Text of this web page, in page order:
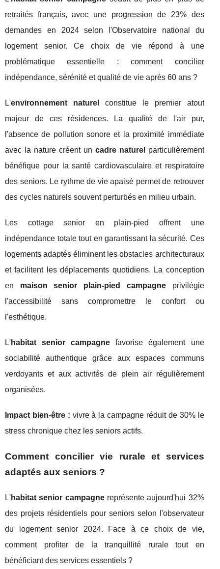
retraités français, avec une progression de 23% des
demandes en 2024 selon l'Observatoire national du
logement senior. Ce choix de vie répond à une
problématique essentielle : comment concilier
indépendance, sérénité et qualité de vie après 60 ans ?
L'environnement naturel
constitue le premier atout
majeur de ces résidences. La qualité de l'air pur,
l'absence de pollution sonore et la proximité immédiate
avec la nature créent un cadre naturel
particulièrement
bénéfique pour la santé cardiovasculaire et respiratoire
des seniors. Le rythme de vie apaisé permet de retrouver
des cycles naturels souvent perturbés en milieu urbain.
Les cottage senior en plain-pied offrent une
indépendance totale tout en garantissant la sécurité. Ces
logements adaptés éliminent les obstacles architecturaux
et facilitent les déplacements quotidiens. La conception
en maison senior plain-pied campagneprivilégie
l'accessibilité sans compromettre le confort ou
l'esthétique.
L'habitat senior campagne favorise également une
sociabilité authentique grâce aux espaces communs
verdoyants et aux activités de plein air régulièrement
organisées.
Impact bien-être : vivre à la campagne réduit de 30% le
stress chronique chez les seniors actifs.
Comment concilier vie rurale et services
adaptés aux seniors ?
L'habitat senior campagnereprésente aujourd'hui 32%
des projets résidentiels pour seniors selon l'observateur
du logement senior 2024. Face à ce choix de vie,
comment profiter de la tranquillité rurale tout en
bénéficiant des services essentiels ?